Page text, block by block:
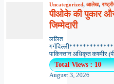
Uncategorized, आलेख,
पीओके की पुकार
जिम्मेदारी
ललित
पाकिस्तान अधिकृत कश्मीर
Total Views : 10
August 3, 2026